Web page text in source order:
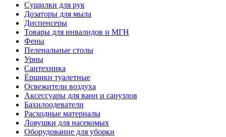
Сушилки для рук
Дозаторы для мыла
Диспенсеры
Товары для инвалидов и МГН
Фены
Пеленальные столы
Урны
Сантехника
Ёршики туалетные
Освежители воздуха
Аксессуары для ванн и санузлов
Бахилоодеватели
Расходные материалы
Ловушки для насекомых
Оборудование для уборки